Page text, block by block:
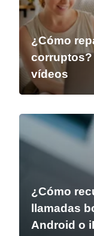
¿Cómo
corruptos?
vídeos
¿Cómo
llamadas
Android o